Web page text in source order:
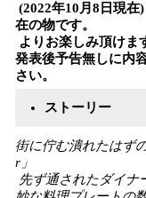
(2022年10月8日現
在の物です。
よりお楽しみ頂けま
発表後予告無しに内
さい。
ストーリー
街に佇む潰れたはず
r」
先ず通されたダイナ